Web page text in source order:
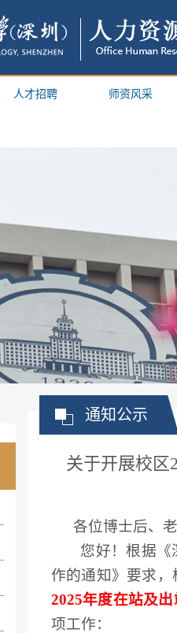
人才招聘 师资风采
通知公示
关于开展校区
各位博士后、
您好！根据《
作的通知》要求，
2025年度在站及
项工作：